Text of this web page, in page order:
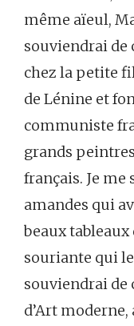
même aïeul,
souviendrai de
chez la petite
de Lénine et
communiste
grands
français. Je me
amandes qui
beaux tableaux
souriante qui
souviendrai de
d’Art